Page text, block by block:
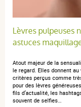
Great
anonymous a.
01 janvier 2023
5 / 5
Lèvres pulpeuses
astuces
Atout majeur de la
le regard. Elles donnent
critères perçus comme
pour des lèvres
fils d’actualité, les
souvent de selfies…